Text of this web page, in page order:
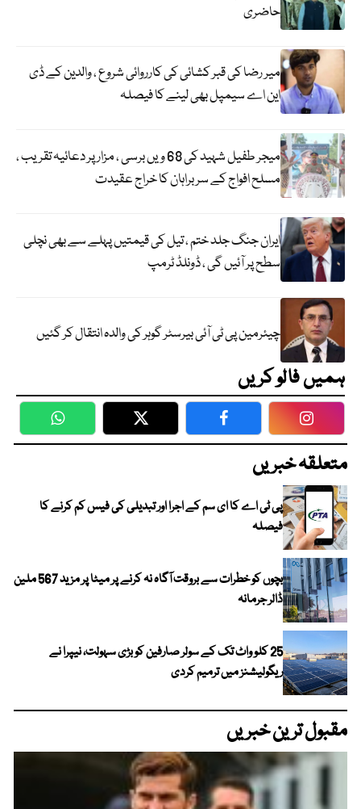
حاضری
میر رضا کی قبر کشائی کی کارروائی شروع ، والدین کے ڈی
این اے سیمپل بھی لینے کا فیصلہ
میجر طفیل شہید کی 68 ویں برسی ، مزار پر دعائیہ تقریب ،
مسلح افواج کے سربراہان کا خراج عقیدت
ایران جنگ جلد ختم ، تیل کی قیمتیں پہلے سے بھی نچلی
سطح پر آئیں گی ، ڈونلڈ ٹرمپ
چیئرمین پی ٹی آئی بیرسٹر گوہر کی والدہ انتقال کر گئیں
ہمیں فالو کریں
WhatsApp Twitter Facebook
متعلقہ خبریں
پی ٹی اے کا ای سم کے اجرا اور تبدیلی کی فیس کم کرنے کا
فیصلہ
بچوں کو خطرات سے بروقت آگاہ نہ کرنے پر میٹا پر مزید 567 ملین
ڈالر جرمانہ
25 کلو واٹ تک کے سولر صارفین کو بڑی سہولت، نیپرا نے
ریگولیشنز میں ترمیم کردی
مقبول ترین خبریں